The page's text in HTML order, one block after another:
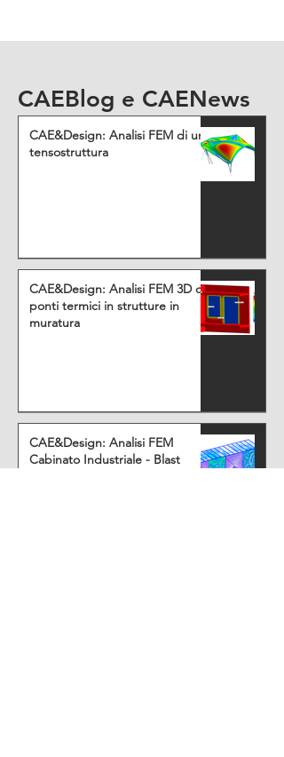
CAEBlog e CAENews
CAE&Design: Analisi FEM di una
tensostruttura
CAE&Design: Analisi FEM 3D di
ponti termici in strutture in
muratura
CAE&Design: Analisi FEM
Cabinato Industriale - Blast